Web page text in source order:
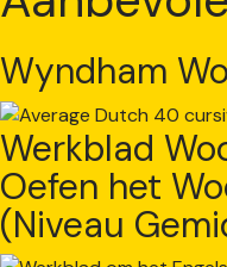
Wyndham
Werkblad
Oefen het
(Niveau